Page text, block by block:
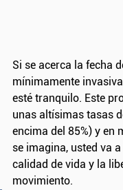
Si se acerca la fecha
mínimamente
esté tranquilo. Este
unas altísimas tasas
encima del 85%) y en
se imagina, usted va
calidad de vida y la
movimiento.